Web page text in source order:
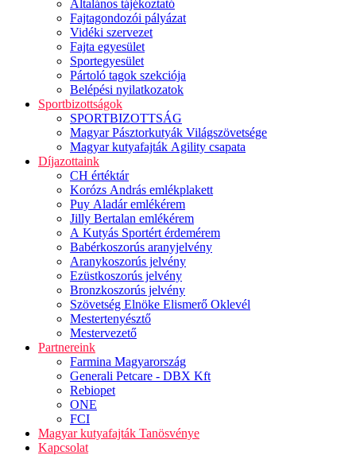
Általános tájékoztató
Fajtagondozói pályázat
Vidéki szervezet
Fajta egyesület
Sportegyesület
Pártoló tagok szekciója
Belépési nyilatkozatok
Sportbizottságok
SPORTBIZOTTSÁG
Magyar Pásztorkutyák Világszövetsége
Magyar kutyafajták Agility csapata
Díjazottaink
CH értéktár
Korózs András emlékplakett
Puy Aladár emlékérem
Jilly Bertalan emlékérem
A Kutyás Sportért érdemérem
Babérkoszorús aranyjelvény
Aranykoszorús jelvény
Ezüstkoszorús jelvény
Bronzkoszorús jelvény
Szövetség Elnöke Elismerő Oklevél
Mestertenyésztő
Mestervezető
Partnereink
Farmina Magyarország
Generali Petcare - DBX Kft
Rebiopet
ONE
FCI
Magyar kutyafajták Tanösvénye
Kapcsolat